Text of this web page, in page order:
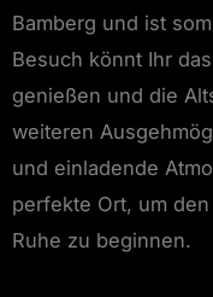
Bamberg und ist
Besuch könnt Ihr
genießen und die
weiteren
und einladende
perfekte Ort, um
Ruhe zu beginnen.